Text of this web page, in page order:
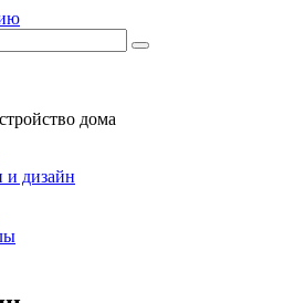
дома
дизайн